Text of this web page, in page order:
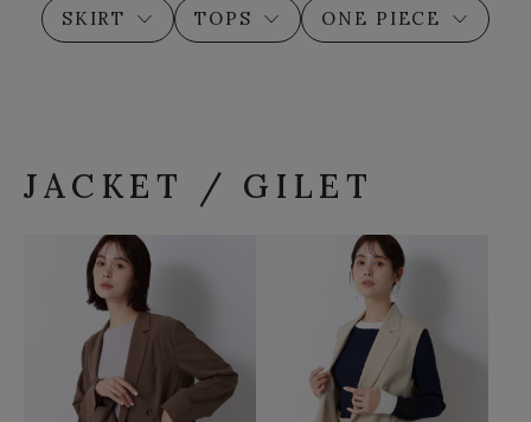
SKIRT TOPS ONE PIECE
JACKET / GILET